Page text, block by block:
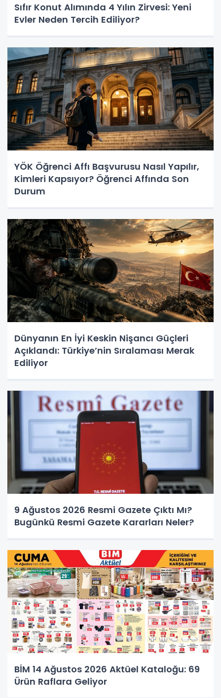
Sıfır Konut Alımında 4 Yılın Zirvesi: Yeni
Evler Neden Tercih Ediliyor?
YÖK Öğrenci Affı Başvurusu Nasıl Yapılır,
Kimleri Kapsıyor? Öğrenci Affında Son
Durum
Dünyanın En İyi Keskin Nişancı Güçleri
Açıklandı: Türkiye’nin Sıralaması Merak
Ediliyor
9 Ağustos 2026 Resmi Gazete Çıktı Mı?
Bugünkü Resmi Gazete Kararları Neler?
BİM 14 Ağustos 2026 Aktüel Kataloğu: 69
Ürün Raflara Geliyor